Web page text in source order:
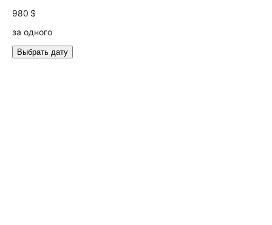
980 $
за одного
Выбрать дату